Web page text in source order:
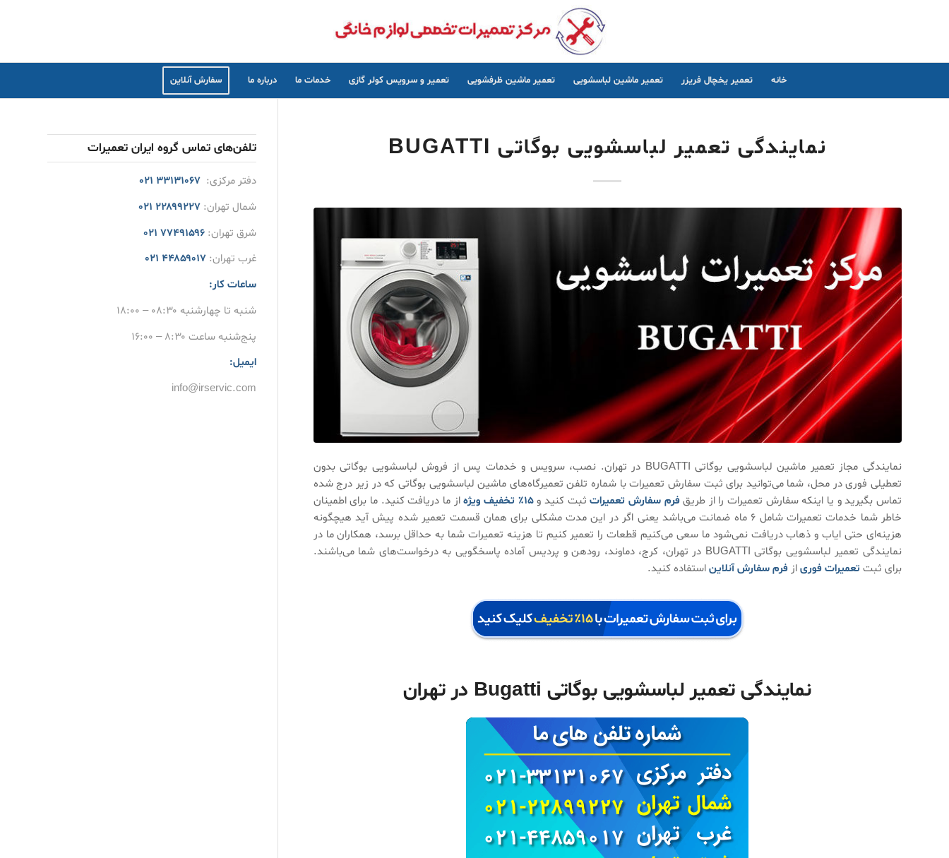
خانه تعمیر یخچال فریزر تعمیر ماشین لباسشویی تعمیر ماشین ظرفشویی تعمیر و سرویس کولر گازی خدمات ما درباره ما سفارش آنلاین
نمایندگی تعمیر لباسشویی بوگاتی BUGATTI
نمایندگی مجاز تعمیر ماشین لباسشویی بوگاتی BUGATTI در تهران. نصب، سرویس و خدمات پس از فروش لباسشویی بوگاتی بدون
تعطیلی فوری در محل، شما می‌توانید برای ثبت سفارش تعمیرات با شماره تلفن تعمیرگاه‌های ماشین لباسشویی بوگاتی که در زیر درج شده
تماس بگیرید و یا اینکه سفارش تعمیرات را از طریقفرم سفارش تعمیراتثبت کنید و۱۵٪ تخفیف ویژه
از ما دریافت کنید. ما برای اطمینان
خاطر شما خدمات تعمیرات شامل ۶ ماه ضمانت می‌باشد یعنی اگر در این مدت مشکلی برای همان قسمت تعمیر شده پیش آید هیچگونه
هزینه‌ای حتی ایاب و ذهاب دریافت نمی‌شود ما سعی می‌کنیم قطعات را تعمیر کنیم تا هزینه تعمیرات شما به حداقل برسد، همکاران ما در
نمایندگی تعمیر لباسشویی بوگاتی BUGATTI در تهران، کرج، دماوند، رودهن و پردیس آماده پاسخگویی به درخواست‌های شما می‌باشند.
برای ثبت تعمیرات فوریاز فرم سفارش آنلایناستفاده کنید.
نمایندگی تعمیر لباسشویی بوگاتی Bugatti در تهران
تلفن‌های تماس گروه ایران تعمیرات
دفتر مرکزی:۳۳۱۳۱۰۶۷ ۰۲۱
شمال تهران:۲۲۸۹۹۲۲۷ ۰۲۱
شرق تهران:۷۷۴۹۱۵۹۶ ۰۲۱
غرب تهران:۴۴۸۵۹۰۱۷ ۰۲۱
ساعات کار:
شنبه تا چهارشنبه ۰۸:۳۰ – ۱۸:۰۰
پنج‌شنبه ساعت ۸:۳۰ – ۱۶:۰۰
ایمیل:
info@irservic.com